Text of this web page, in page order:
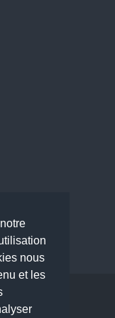
nous
et les